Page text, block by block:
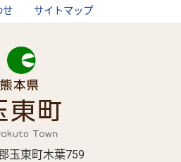
せ
サイトマップ
玉東町木葉759